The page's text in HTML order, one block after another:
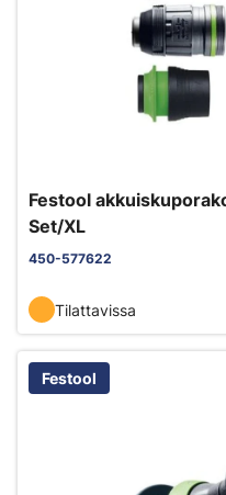
Festool
Set/XL
450-577622
Tilattavissa
Festool